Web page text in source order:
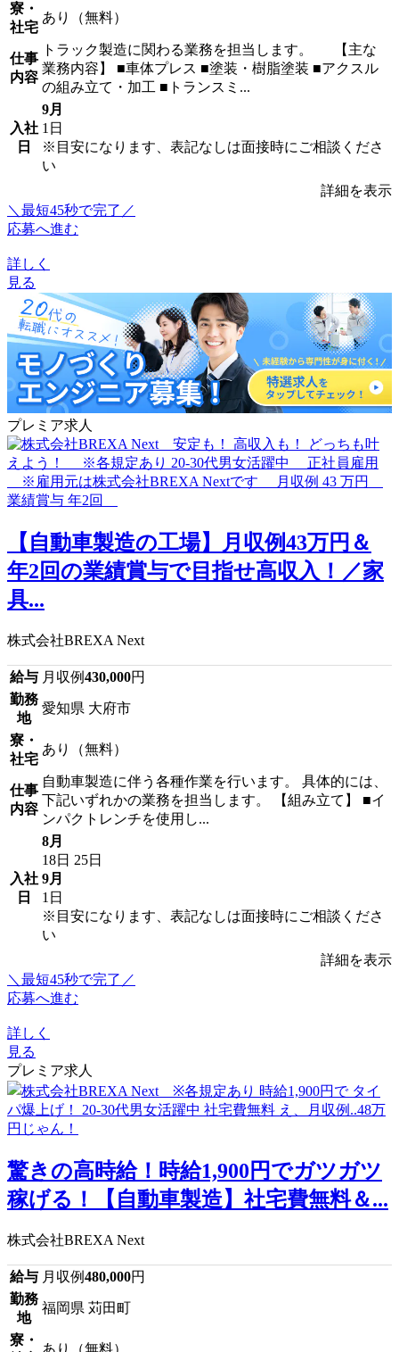
寮・
社宅
あり（無料）
仕事
内容
トラック製造に関わる業務を担当します。 【主な
業務内容】 ■車体プレス ■塗装・樹脂塗装 ■アクスル
の組み立て・加工 ■トランスミ...
入社
日
9月
1日
※目安になります、表記なしは面接時にご相談くださ
い
詳細を表示
＼最短45秒で完了／
応募へ進む
詳しく
見る
プレミア求人
【自動車製造の工場】月収例43万円＆
年2回の業績賞与で目指せ高収入！／家
具...
株式会社BREXA Next
給与 月収例430,000円
勤務
地
愛知県 大府市
寮・
社宅
あり（無料）
仕事
内容
自動車製造に伴う各種作業を行います。 具体的には、
下記いずれかの業務を担当します。 【組み立て】 ■イ
ンパクトレンチを使用し...
入社
日
8月
18日 25日
9月
1日
※目安になります、表記なしは面接時にご相談くださ
い
詳細を表示
＼最短45秒で完了／
応募へ進む
詳しく
見る
プレミア求人
驚きの高時給！時給1,900円でガツガツ
稼げる！【自動車製造】社宅費無料＆...
株式会社BREXA Next
給与 月収例480,000円
勤務
地
福岡県 苅田町
寮・
あり（無料）